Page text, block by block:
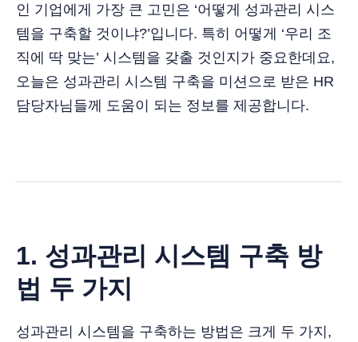
인 기업에게 가장 큰 고민은 ‘어떻게 성과관리 시스
템을 구축할 것이냐?’입니다. 특히 어떻게 ‘우리 조
직에 딱 맞는’ 시스템을 갖출 것인지가 중요한데요,
오늘은 성과관리 시스템 구축을 미션으로 받은 HR
담당자님들께 도움이 되는 정보를 제공합니다.
1. 성과관리 시스템 구축 방
법 두 가지
성과관리 시스템을 구축하는 방법은 크게 두 가지,